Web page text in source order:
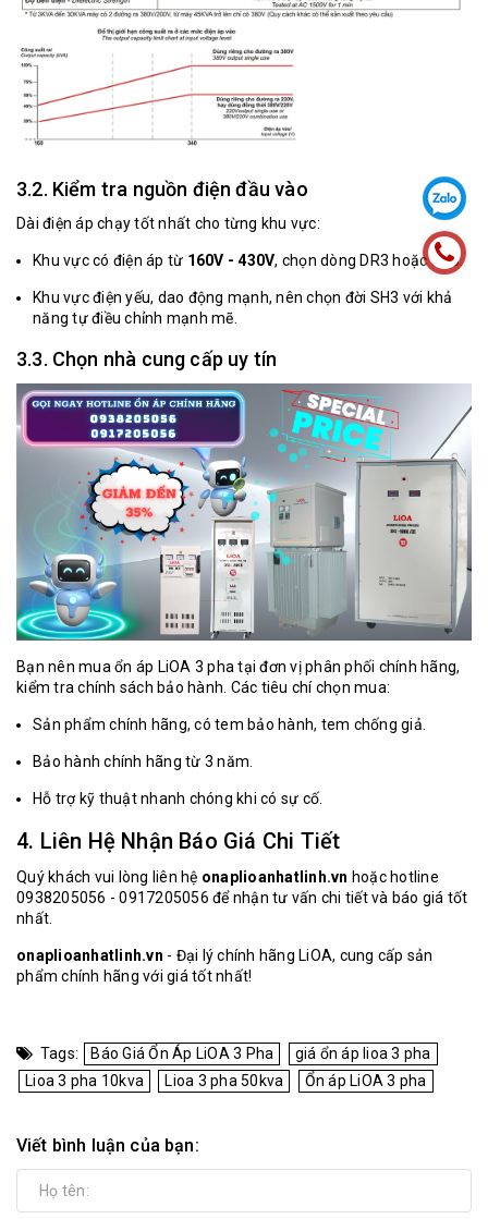
3.2. Kiểm tra nguồn điện đầu vào
Dài điện áp chạy tốt nhất cho từng khu vực:
Khu vực có điện áp từ 160V - 430V, chọn dòng DR3 hoặc SH3.
Khu vực điện yếu, dao động mạnh, nên chọn đời SH3 với khả
năng tự điều chỉnh mạnh mẽ.
3.3. Chọn nhà cung cấp uy tín
Bạn nên mua ổn áp LiOA 3 pha tại đơn vị phân phối chính hãng,
kiểm tra chính sách bảo hành. Các tiêu chí chọn mua:
Sản phẩm chính hãng, có tem bảo hành, tem chống giả.
Bảo hành chính hãng từ 3 năm.
Hỗ trợ kỹ thuật nhanh chóng khi có sự cố.
4. Liên Hệ Nhận Báo Giá Chi Tiết
Quý khách vui lòng liên hệ onaplioanhatlinh.vn hoặc hotline
0938205056 - 0917205056 để nhận tư vấn chi tiết và báo giá tốt
nhất.
onaplioanhatlinh.vn - Đại lý chính hãng LiOA, cung cấp sản
phẩm chính hãng với giá tốt nhất!
Tags: Báo Giá Ổn Áp LiOA 3 Pha
giá ổn áp lioa 3 pha
Lioa 3 pha 10kva
Lioa 3 pha 50kva Ổn áp LiOA 3 pha
Viết bình luận của bạn: